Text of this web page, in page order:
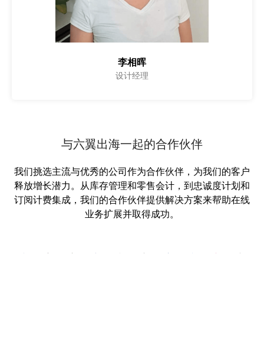
李相晖
设计经理
与六翼出海一起的合作伙伴
我们挑选主流与优秀的公司作为合作伙伴，为我们的客户
释放增长潜力。从库存管理和零售会计，到忠诚度计划和
订阅计费集成，我们的合作伙伴提供解决方案来帮助在线
业务扩展并取得成功。